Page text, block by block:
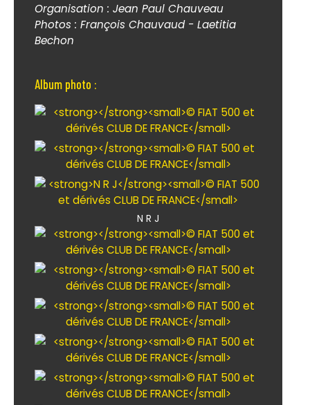
Organisation : Jean Paul Chauveau
Photos : François Chauvaud - Laetitia
Bechon
Album photo :
N R J